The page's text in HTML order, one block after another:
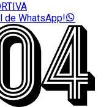
de WhatsApp!